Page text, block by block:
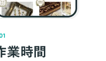
業時間